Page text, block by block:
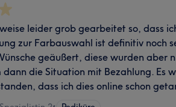
leider grob gearbeitet so, dass
zur Farbauswahl ist definitiv noch
geäußert, diese wurden aber
dann die Situation mit Bezahlung. Es
dass ich dies online schon